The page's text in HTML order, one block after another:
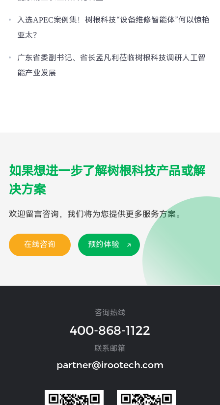
入选APEC案例集！树根科技“设备维修智能体”何以惊艳
亚太？
广东省委副书记、省长孟凡利莅临树根科技调研人工智
能产业发展
如果想进一步了解树根科技产品或解
决方案
欢迎留言咨询，我们将为您提供更多服务方案。
在线咨询 预约体验
咨询热线
400-868-1122
联系邮箱
partner@irootech.com